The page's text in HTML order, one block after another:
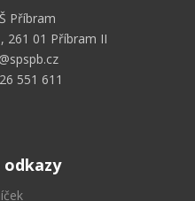
Příbram
261 01 Příbram II
551 611